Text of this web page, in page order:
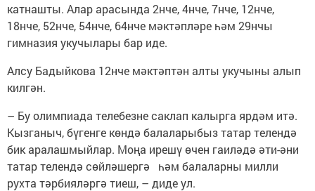
катнашты. Алар арасында 2нче, 4нче, 7нче, 12нче,
18нче, 52нче, 54нче, 64нче мәктәпләре һәм 29нчы
гимназия укучылары бар иде.
Алсу Бадыйкова 12нче мәктәптән алты укучыны алып
килгән.
– Бу олимпиада телебезне саклап калырга ярдәм итә.
Кызганыч, бүгенге көндә балаларыбыз татар телендә
бик аралашмыйлар. Моңа ирешү өчен гаиләдә әти-әни
татар телендә сөйләшергә һәм балаларны милли
рухта тәрбияләргә тиеш, – диде ул.